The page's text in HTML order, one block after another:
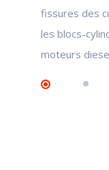
fissures des
les blocs-
moteurs